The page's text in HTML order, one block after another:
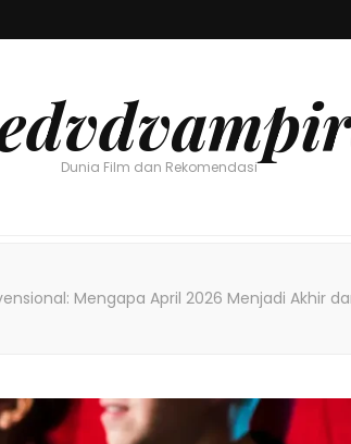
Dunia Film dan Rekomendasi
Mengapa April 2026 Menjadi Akhir